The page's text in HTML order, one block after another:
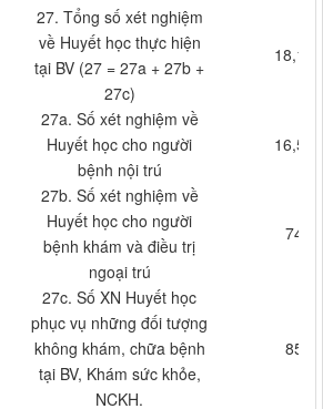
27. Tổng số xét nghiệm
về Huyết học thực hiện
tại BV (27 = 27a + 27b +
27c)
18,156
27a. Số xét nghiệm về
Huyết học cho người
bệnh nội trú
16,556
27b. Số xét nghiệm về
Huyết học cho người
bệnh khám và điều trị
ngoại trú
744
27c. Số XN Huyết học
phục vụ những đối tượng
không khám, chữa bệnh
tại BV, Khám sức khỏe,
NCKH.
856